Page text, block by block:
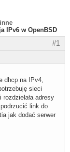
IPv6 w OpenBSD
#1
dhcp na IPv4,
sieci
rozdzielała adresy
link do
jak dodać serwer